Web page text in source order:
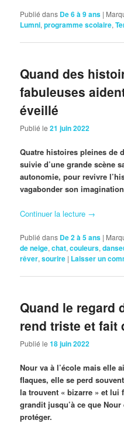
Publié dans De 6 à 9 ans |
Lumni,programme scolaire,
Quand des
fabuleuses
éveillé
Publié le21 juin 2022
Quatre histoires pleines de
suivie d’une grande scène
autonomie, pour revivre
vagabonder son
Continuer la lecture →
Publié dans De 2 à 5 ans |
de neige,chat,couleurs,
rêver,sourire | Laisser un
Quand le regard
rend triste et fait
Publié le18 juin 2022
Nour va à l’école mais elle
flaques, elle se perd
la trouvent « bizarre » et lui
grandit jusqu’à ce que
protéger.